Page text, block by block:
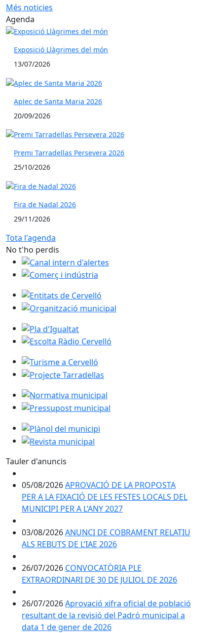
Més noticies
Agenda
Exposició Llàgrimes del món
13/07/2026
Aplec de Santa Maria 2026
20/09/2026
Premi Tarradellas Persevera 2026
25/10/2026
Fira de Nadal 2026
29/11/2026
Tota l'agenda
No t'ho perdis
Canal intern d'alertes
Comerç i indústria
Entitats de Cervelló
Organització municipal
Pla d'Igualtat
Escolta Ràdio Cervelló
Turisme a Cervelló
Projecte Tarradellas
Normativa municipal
Pressupost municipal
Plànol del municipi
Revista municipal
Tauler d'anuncis
05/08/2026APROVACIÓ DE LA PROPOSTA
PER A LA FIXACIÓ DE LES FESTES LOCALS DEL
MUNICIPI PER A L’ANY 2027
03/08/2026ANUNCI DE COBRAMENT RELATIU
ALS REBUTS DE L’IAE 2026
26/07/2026 CONVOCATÒRIA PLE
EXTRAORDINARI DE 30 DE JULIOL DE 2026
26/07/2026Aprovació xifra oficial de població
resultant de la revisió del Padró municipal a
data 1 de gener de 2026